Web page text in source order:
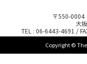
〒550-
大
TEL : 06-6443-4691 /
Copyright ©